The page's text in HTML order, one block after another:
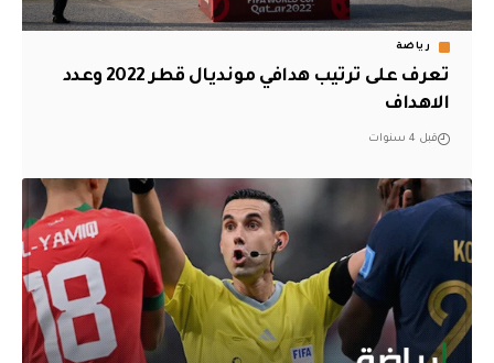
رياضة
تعرف على ترتيب هدافي مونديال قطر 2022 وعدد
الاهداف
قبل 4 سنوات